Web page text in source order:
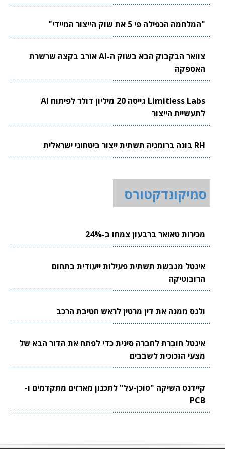
"המלחמה הכפילה פי 5 את שוק הייצור המיידי"
צוואר הבקבוק הבא בשוק ה-AI אורב בקצה שרשרת
האספקה
Limitless Labs גייסה 20 מיליון דולר לפיתוח AI
לתעשיית הייצור
RH בונה ברומניה תשתית ייצור ביטחוני ישראלית
סמיקונדקטורס
מכירות טאואר ברבעון צמחו ב-24%
אינטל מגבשת תשתית פעילות ייעודית בתחום
הרובוטיקה
ולנס ממנה את דין מרטין לראש חטיבת הרכב
אינטל חוברת לחברה סינית כדי לפתח את הדור הבא של
מצעי הזכוכית לשבבים
קיידנס השיקה "סוכן-על" לתכנון מארזים מתקדמים ו-
PCB